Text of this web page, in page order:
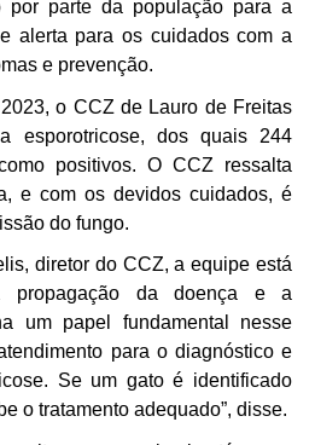
por parte da população para a
alerta para os cuidados com a
e prevenção.
o CCZ de Lauro de Freitas
esporotricose, dos quais 244
positivos. O CCZ ressalta
e com os devidos cuidados, é
do fungo.
diretor do CCZ,a equipe está
propagação da doença e a
um papel fundamental nesse
para o diagnóstico e
Se um gato é identificado
o tratamento adequado”, disse.